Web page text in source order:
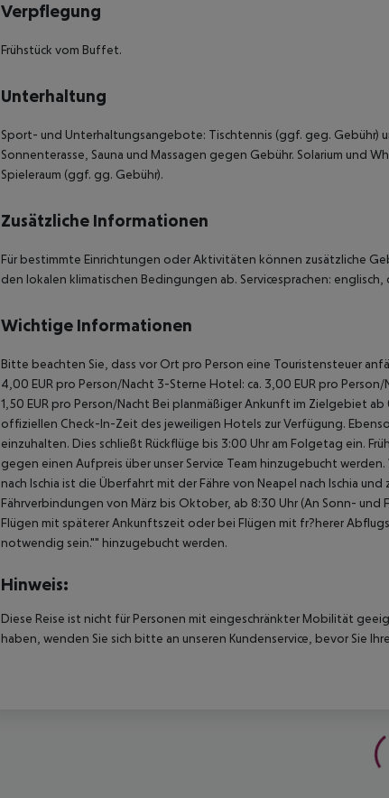
Verpflegung
Frühstück vom Buffet.
Unterhaltung
Sport- und Unterhaltungsangebote: Tischtennis (ggf. geg. Gebühr)
Sonnenterasse, Sauna und Massagen gegen Gebühr. Solarium und
Spieleraum (ggf. gg. Gebühr).
Zusätzliche Informationen
Für bestimmte Einrichtungen oder Aktivitäten können zusätzliche
den lokalen klimatischen Bedingungen ab. Servicesprachen:
Wichtige Informationen
Bitte beachten Sie, dass vor Ort pro Person eine Touristensteuer
4,00 EUR pro Person/Nacht 3-Sterne Hotel: ca. 3,00 EUR pro
1,50 EUR pro Person/Nacht Bei planmäßiger Ankunft im Zielgebiet
offiziellen Check-In-Zeit des jeweiligen Hotels zur Verfügung.
einzuhalten. Dies schließt Rückflüge bis 3:00 Uhr am Folgetag ein.
gegen einen Aufpreis über unser Service Team hinzugebucht
nach Ischia ist die Überfahrt mit der Fähre von Neapel nach Ischia
Fährverbindungen von März bis Oktober, ab 8:30 Uhr (An Sonn-
Flügen mit späterer Ankunftszeit oder bei Flügen mit fr?herer
notwendig sein."" hinzugebucht werden.
Hinweis:
Diese Reise ist nicht für Personen mit eingeschränkter Mobilität
haben, wenden Sie sich bitte an unseren Kundenservice, bevor Sie